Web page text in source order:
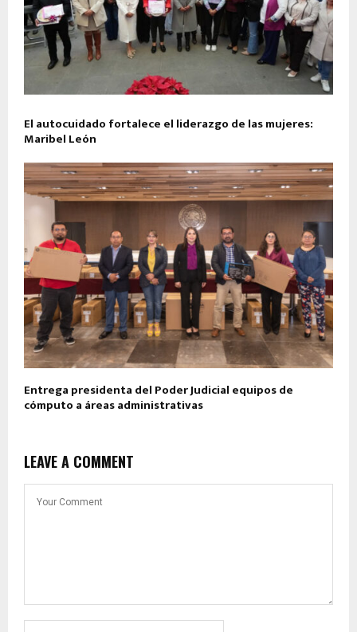
El autocuidado fortalece el liderazgo de las mujeres:
Maribel León
Entrega presidenta del Poder Judicial equipos de
cómputo a áreas administrativas
LEAVE A COMMENT